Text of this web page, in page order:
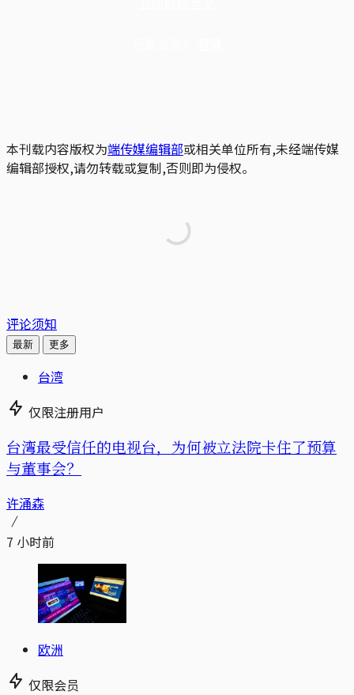
本刊载内容版权为端传媒编辑部或相关单位所有,未经端传媒
编辑部授权,请勿转载或复制,否则即为侵权。
评论须知
最新 更多
台湾
仅限注册用户
台湾最受信任的电视台，为何被立法院卡住了预算
与董事会？
许涌森
7 小时前
欧洲
仅限会员